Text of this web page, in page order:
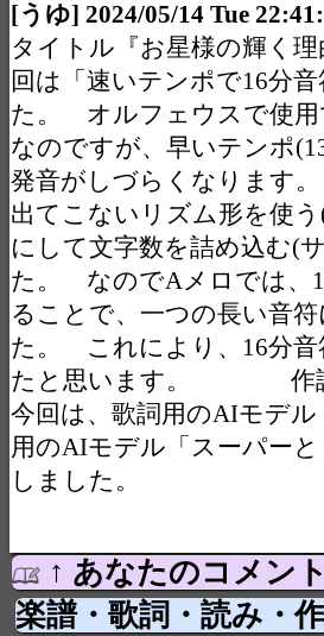
[うゆ] 2024/05/14 Tue
タイトル『お星様の輝く
回は「速いテンポで16分
た。 オルフェウスで使用
なのですが、早いテンポ
発音がしづらくなります
出てこないリズム形を使
にして文字数を詰め込む(
た。 なのでAメロでは、
ることで、一つの長い音
た。 これにより、16分音
たと思います。 作詞
今回は、歌詞用のAIモデ
用のAIモデル「スーパー
しました。
↑ あなたのコメン
楽譜・歌詞・読み・